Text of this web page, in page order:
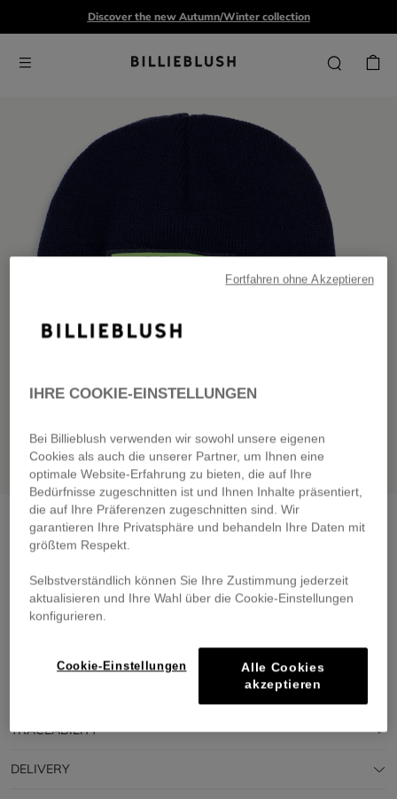
Discover the new Autumn/Winter collection
Knitted beanienavy
Pay in 4 interest-free instalments
🔒 Secure payment & easy returns
TRACEABILITY
DELIVERY
IHRE COOKIE-EINSTELLUNGEN
Bei Billieblush verwenden wir sowohl unsere eigenen
Cookies als auch die unserer Partner, um Ihnen eine
optimale Website-Erfahrung zu bieten, die auf Ihre
Bedürfnisse zugeschnitten ist und Ihnen Inhalte präsentiert,
die auf Ihre Präferenzen zugeschnitten sind. Wir
garantieren Ihre Privatsphäre und behandeln Ihre Daten mit
größtem Respekt.
Selbstverständlich können Sie Ihre Zustimmung jederzeit
aktualisieren und Ihre Wahl über die Cookie-Einstellungen
konfigurieren.
Cookie-Einstellungen
Alle Cookies
akzeptieren
Fortfahren ohne Akzeptieren